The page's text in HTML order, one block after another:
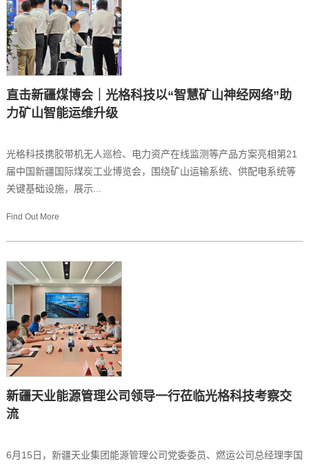
直击新疆煤博会｜光格科技以“智慧矿山神经网络”助
力矿山智能运维升级
光格科技携胶带机无人巡检、电力资产在线监测等产品方案亮相第21
届中国新疆国际煤炭工业博览会，围绕矿山运输系统、供配电系统等
关键基础设施，展示...
Find Out More
新疆天业能源管理公司领导一行莅临光格科技考察交
流
6月15日，新疆天业集团能源管理公司党委委员、燃运公司总经理李国